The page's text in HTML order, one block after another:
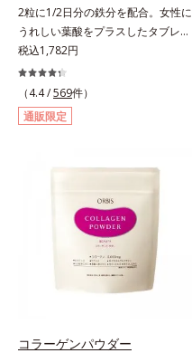
2粒に1/2日分の鉄分を配合。女性に
うれしい葉酸をプラスしたタブレッ
トタイプ。2粒にプルーン約50個分
（*1）もの鉄分を配合し、さらに女
性周期をサポートする葉酸をプラス
しました。甘酸っぱくて続けやす
い、ストロベリー風味です。*1 :
2010」より、プルーン（乾）1個
税込1,782円
（4.4 /569件）
通販限定
コラーゲンパウダー